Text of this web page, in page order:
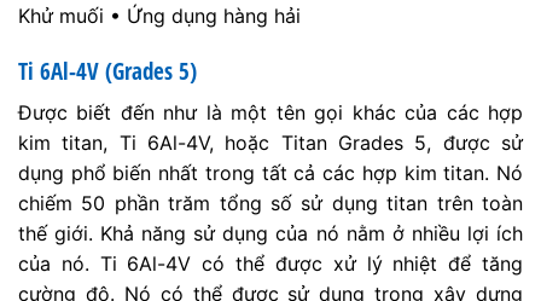
Khử muối • Ứng dụng hàng hải
Ti 6Al-4V (Grades 5)
Được biết đến như là một tên gọi khác của các hợp
kim titan, Ti 6Al-4V, hoặc Titan Grades 5, được sử
dụng phổ biến nhất trong tất cả các hợp kim titan. Nó
chiếm 50 phần trăm tổng số sử dụng titan trên toàn
thế giới. Khả năng sử dụng của nó nằm ở nhiều lợi ích
của nó. Ti 6Al-4V có thể được xử lý nhiệt để tăng
cường độ. Nó có thể được sử dụng trong xây dựng